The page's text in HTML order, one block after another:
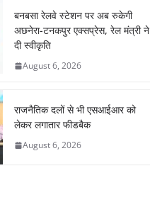
बनबसा रेलवे स्टेशन पर अब रुकेगी
अछनेरा-टनकपुर एक्सप्रेस, रेल मंत्री ने
दी स्वीकृति
August 6, 2026
राजनैतिक दलों से भी एसआईआर को
लेकर लगातार फीडबैक
August 6, 2026